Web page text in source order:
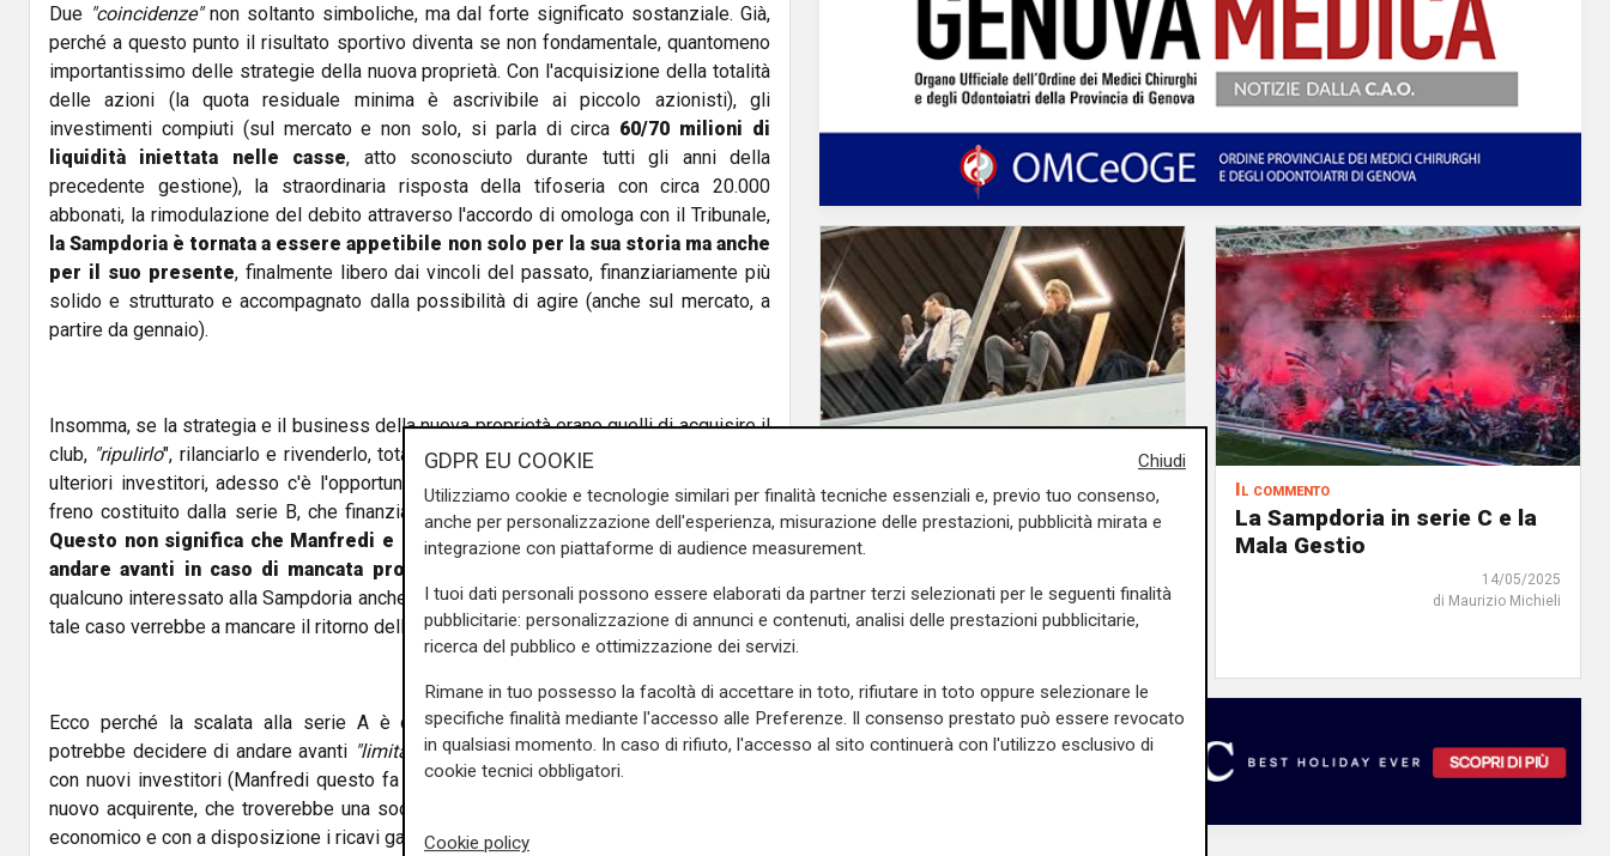
Due "coincidenze"non soltanto simboliche, ma dal forte significato sostanziale. Già,
perché a questo punto il risultato sportivo diventa se non fondamentale, quantomeno
importantissimo delle strategie della nuova proprietà. Con l'acquisizione della totalità
delle azioni (la quota residuale minima è ascrivibile ai piccolo azionisti), gli
investimenti compiuti (sul mercato e non solo, si parla di circa 60/70 milioni di
liquidità iniettata nelle casse, atto sconosciuto durante tutti gli anni della
precedente gestione), la straordinaria risposta della tifoseria con circa 20.000
abbonati, la rimodulazione del debito attraverso l'accordo di omologa con il Tribunale,
la Sampdoria è tornata a essere appetibile non solo per la sua storia ma anche
per il suo presente, finalmente libero dai vincoli del passato, finanziariamente più
solido e strutturato e accompagnato dalla possibilità di agire (anche sul mercato, a
partire da gennaio).
Insomma, se la strategia e il business della nuova proprietà erano quelli di acquisire il
club, "ripulirlo", rilanciarlo e rivenderlo, totalmente o in parte con l'ingresso di nuovi e
ulteriori investitori, adesso c'è l'opportunità di sviluppare questo percorso. Resta il
freno costituito dalla serie B, che finanziariamente era e resta un bagno di sangue
Questo non significa che Manfredi e i suoi finanziatori non siano in grado di
andare avanti in caso di mancata promozione
qualcuno interessato alla Sampdoria anche con la squadra non in massima serie, ma in
tale caso verrebbe a mancare il ritorno dell'investimento per Gestio Capital.
Ecco perché la scalata alla serie A è quasi vitale. E per l'attuale proprietà, che
potrebbe decidere di andare avanti "limitandosi"a rafforzare la compagine azionaria
con nuovi investitori (Manfredi questo fa di mestiere). Oppure per un vero e proprio
nuovo acquirente, che troverebbe una società strutturata meglio di altre su un piano
economico e con a disposizione i ricavi garantiti dal massimo campionato.
Il commento
Tey e Manfredi consegnate la
Sampdoria (gratis) a Roberto
di Maurizio Michieli
Il commento
La Sampdoria in serie C e la
Mala Gestio
14/05/2025
di Maurizio Michieli
Chiudi
GDPR EU COOKIE
Utilizziamo cookie e tecnologie similari per finalità tecniche essenziali e, previo tuo consenso,
anche per personalizzazione dell'esperienza, misurazione delle prestazioni, pubblicità mirata e
integrazione con piattaforme di audience measurement.
I tuoi dati personali possono essere elaborati da partner terzi selezionati per le seguenti finalità
pubblicitarie: personalizzazione di annunci e contenuti, analisi delle prestazioni pubblicitarie,
ricerca del pubblico e ottimizzazione dei servizi.
Rimane in tuo possesso la facoltà di accettare in toto, rifiutare in toto oppure selezionare le
specifiche finalità mediante l'accesso alle Preferenze. Il consenso prestato può essere revocato
in qualsiasi momento. In caso di rifiuto, l'accesso al sito continuerà con l'utilizzo esclusivo di
cookie tecnici obbligatori.
Cookie policy